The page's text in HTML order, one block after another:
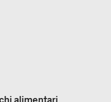
alimentari